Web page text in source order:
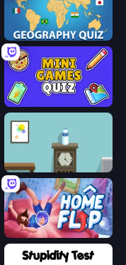
Geography Quiz: Flags and Capitals
Mini Games Quiz
Flip Bottle
Home Flip